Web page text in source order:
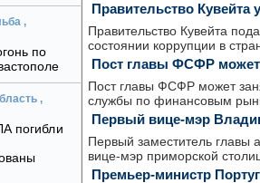
,
по
,
погибли
Правительство Кувейта
Правительство Кувейта
состоянии коррупции в
Пост главы ФСФР
Пост главы ФСФР может
службы по финансовым
Первый вице-мэр
Первый заместитель главы
вице-мэр приморской
Премьер-министр